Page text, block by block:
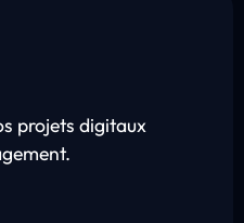
projets digitaux